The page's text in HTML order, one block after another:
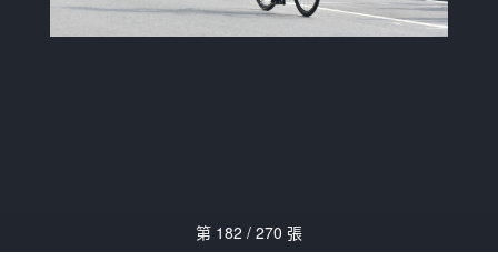
第 182 / 270 張